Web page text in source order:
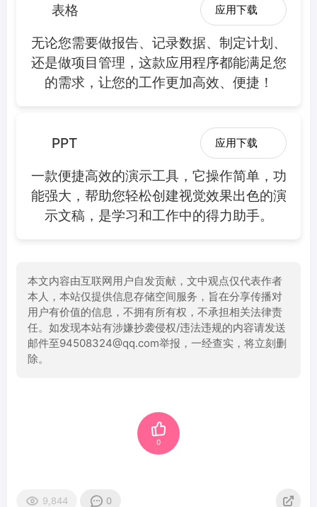
表格 应用下载
无论您需要做报告、记录数据、制定计划、
还是做项目管理，这款应用程序都能满足您
的需求，让您的工作更加高效、便捷！
PPT 应用下载
一款便捷高效的演示工具，它操作简单，功
能强大，帮助您轻松创建视觉效果出色的演
示文稿，是学习和工作中的得力助手。
本文内容由互联网用户自发贡献，文中观点仅代表作者
本人，本站仅提供信息存储空间服务，旨在分享传播对
用户有价值的信息，不拥有所有权，不承担相关法律责
任。如发现本站有涉嫌抄袭侵权/违法违规的内容请发送
邮件至94508324@qq.com举报，一经查实，将立刻删
除。
0
9,844 0